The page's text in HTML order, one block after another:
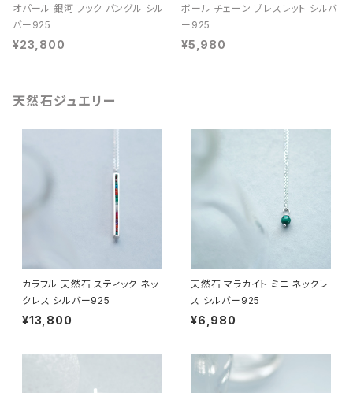
オパール 銀河 フック バングル シル
バー925
¥23,800
ボール チェーン ブレスレット シルバ
ー925
¥5,980
天然石ジュエリー
カラフル 天然石 スティック ネッ
クレス シルバー925
¥13,800
天然石 マラカイト ミニ ネックレ
ス シルバー925
¥6,980